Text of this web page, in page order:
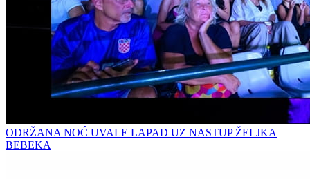
ODRŽANA NOĆ UVALE LAPAD UZ NASTUP ŽELJKA
BEBEKA